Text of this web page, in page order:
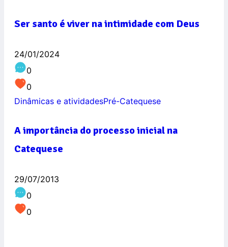
Ser santo é viver na intimidade com Deus
24/01/2024
0
0
Dinâmicas e atividadesPré-Catequese
A importância do processo inicial na
Catequese
29/07/2013
0
0